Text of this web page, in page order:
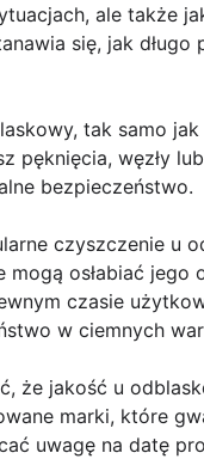
ale także
się, jak
tak samo
pęknięcia, węzły
bezpieczeństwo.
czyszczenie u
mogą osłabiać
czasie
w ciemnych
że jakość u
marki, które
uwagę na datę